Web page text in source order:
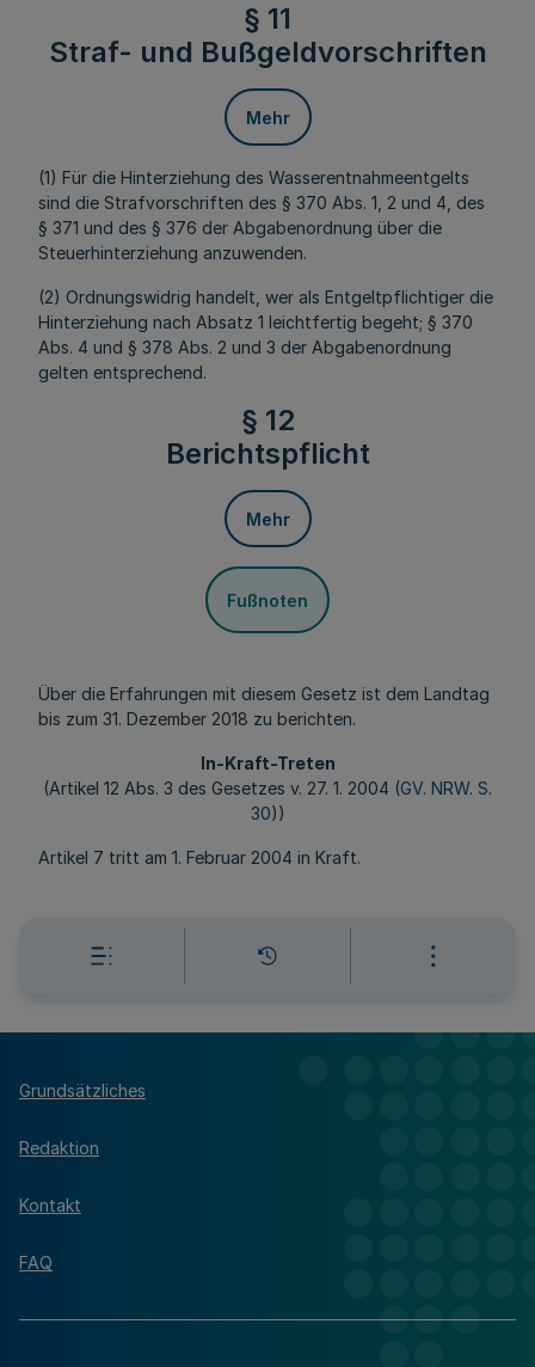
§ 11
Straf- und Bußgeldvorschriften
Mehr
(1) Für die Hinterziehung des Wasserentnahmeentgelts
sind die Strafvorschriften des § 370 Abs. 1, 2 und 4, des
§ 371 und des § 376 der Abgabenordnung über die
Steuerhinterziehung anzuwenden.
(2) Ordnungswidrig handelt, wer als Entgeltpflichtiger die
Hinterziehung nach Absatz 1 leichtfertig begeht; § 370
Abs. 4 und § 378 Abs. 2 und 3 der Abgabenordnung
gelten entsprechend.
§ 12
Berichtspflicht
Mehr
Fußnoten
Über die Erfahrungen mit diesem Gesetz ist dem Landtag
bis zum 31. Dezember 2018 zu berichten.
In-Kraft-Treten
(Artikel 12 Abs. 3 des Gesetzes v. 27. 1. 2004 (GV. NRW. S.
30))
Artikel 7 tritt am 1. Februar 2004 in Kraft.
Grundsätzliches
Redaktion
Kontakt
FAQ